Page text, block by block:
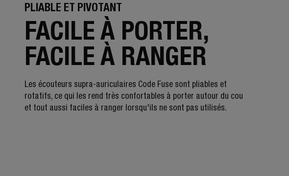
PLIABLE ET PIVOTANT
FACILE À PORTER,
FACILE À RANGER
Les écouteurs supra-auriculaires Code Fuse sont pliables et
rotatifs, ce qui les rend très confortables à porter autour du cou
et tout aussi faciles à ranger lorsqu'ils ne sont pas utilisés.